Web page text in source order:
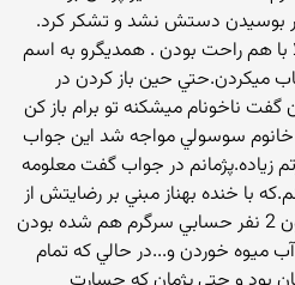
بوسيدن دستش نشد و تشكر كرد.
با هم راحت بودن . همديگرو به اسم
ميكردن.حتي حين باز كردن در
گفت ناخونام ميشكنه تو برام باز كن
خانوم سوسولي مواجه شد اين جواب
در جواب گفت معلومه
با خنده بهناز مبني بر رضايتش از
حرف پژمان همراه شد.خلاصه اون 2 نفر حسابي سرگرم هم شده بودن
ميوه خوردن و...در حالي كه تمام